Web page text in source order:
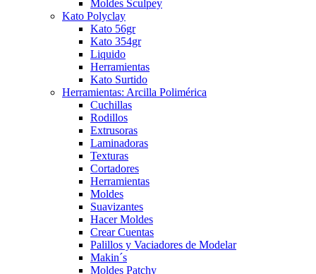
Moldes Sculpey
Kato Polyclay
Kato 56gr
Kato 354gr
Liquido
Herramientas
Kato Surtido
Herramientas: Arcilla Polimérica
Cuchillas
Rodillos
Extrusoras
Laminadoras
Texturas
Cortadores
Herramientas
Moldes
Suavizantes
Hacer Moldes
Crear Cuentas
Palillos y Vaciadores de Modelar
Makin´s
Moldes Patchy